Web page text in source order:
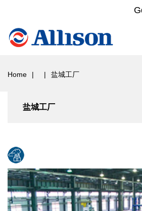
Home 盐城工厂
盐城工厂